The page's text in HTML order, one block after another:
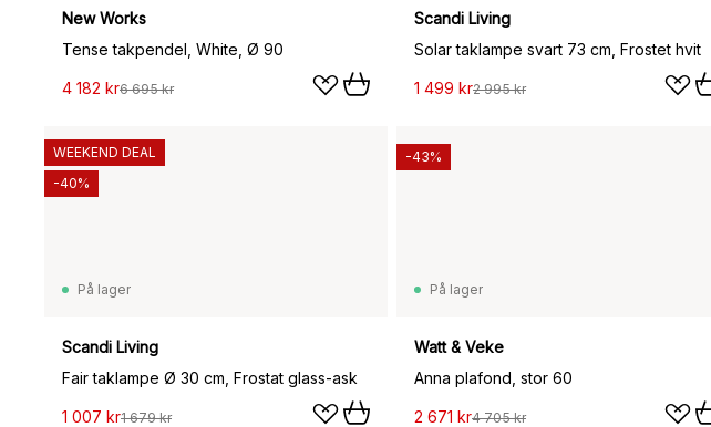
New Works
Tense takpendel, White, Ø 90
4 182 kr6 695 kr
Scandi Living
Solar taklampe svart 73 cm, Frostet hvit
1 499 kr2 995 kr
På lager
Scandi Living
Fair taklampe Ø 30 cm, Frostat glass-ask
1 007 kr1 679 kr
WEEKEND DEAL
-40%
På lager
Watt & Veke
Anna plafond, stor 60
2 671 kr4 705 kr
-43%